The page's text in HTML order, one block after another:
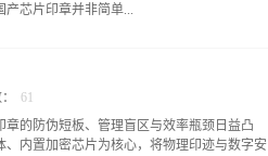
取，保护内部结构回墨印章的印台拆解核心
倒立，用手掌轻轻按压印章顶部，按压至印
态，找到印章两侧的锁定按钮...
产芯片印章并非简单...
案。其核心是内置经权威机构认证的国产安全
备案系统深度绑定，信息一次写入、不可篡
体系，芯片具备强大的防破解、防克隆能
防伪字体、精密缩微文字等多重物理防伪技
手。这种设计让每一枚印章都拥有专属的“电
的防伪短板、管理盲区与效率瓶颈日益凸
内置加密芯片为核心，将物理印迹与数字安
61